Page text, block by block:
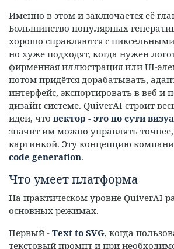
Именно в этом и заключается её
Большинство популярных
хорошо справляются с
но хуже подходят, когда нужен
фирменная иллюстрация или UI-
потом придётся дорабатывать,
интерфейс, экспортировать в веб и
дизайн-системе. QuiverAI строит
идеи, что вектор - это по сути
значит им можно управлять
картинкой. Эту концепцию
code generation.
Что умеет платформа
На практическом уровне QuiverAI
основных режимах.
Первый - Text to SVG, когда
текстовый промпт и при